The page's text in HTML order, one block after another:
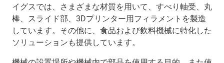
イグスでは、さまざまな材質を用いて、すべり軸受、丸
棒、スライド部、3Dプリンター用フィラメントを製造
しています。その他に、食品および飲料機械に特化した
ソリューションも提供しています。